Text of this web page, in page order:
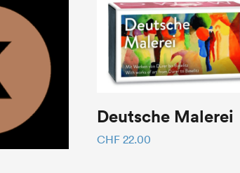
Deutsche Malerei
CHF 22.00